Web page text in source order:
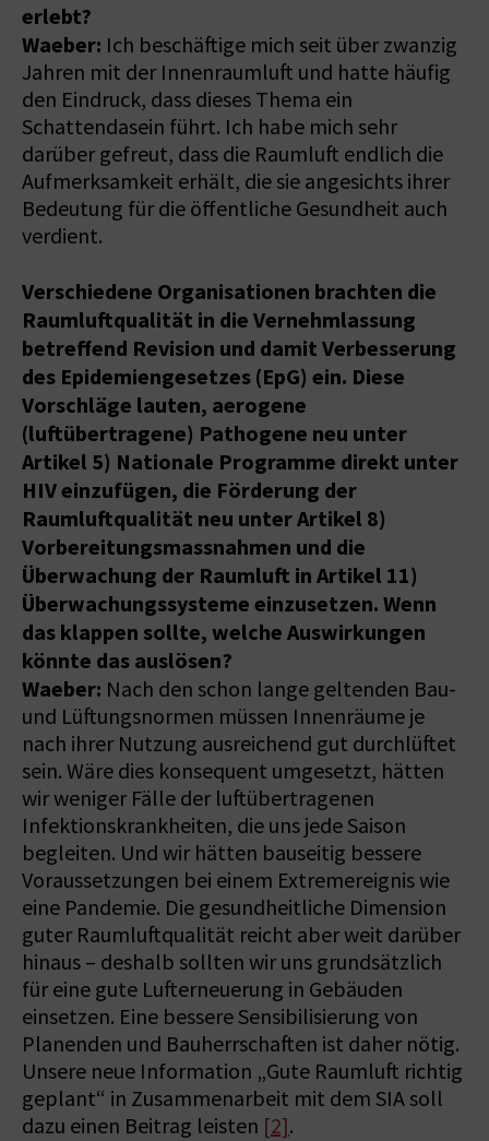
erlebt?
Waeber: Ich beschäftige mich seit über zwanzig
Jahren mit der Innenraumluft und hatte häufig
den Eindruck, dass dieses Thema ein
Schattendasein führt. Ich habe mich sehr
darüber gefreut, dass die Raumluft endlich die
Aufmerksamkeit erhält, die sie angesichts ihrer
Bedeutung für die öffentliche Gesundheit auch
verdient.
Verschiedene Organisationen brachten die
Raumluftqualität in die Vernehmlassung
betreffend Revision und damit Verbesserung
des Epidemiengesetzes (EpG) ein. Diese
Vorschläge lauten, aerogene
(luftübertragene) Pathogene neu unter
Artikel 5) Nationale Programme direkt unter
HIV einzufügen, die Förderung der
Raumluftqualität neu unter Artikel 8)
Vorbereitungsmassnahmen und die
Überwachung der Raumluft in Artikel 11)
Überwachungssysteme einzusetzen. Wenn
das klappen sollte, welche Auswirkungen
könnte das auslösen?
Waeber: Nach den schon lange geltenden Bau-
und Lüftungsnormen müssen Innenräume je
nach ihrer Nutzung ausreichend gut durchlüftet
sein. Wäre dies konsequent umgesetzt, hätten
wir weniger Fälle der luftübertragenen
Infektionskrankheiten, die uns jede Saison
begleiten. Und wir hätten bauseitig bessere
Voraussetzungen bei einem Extremereignis wie
eine Pandemie. Die gesundheitliche Dimension
guter Raumluftqualität reicht aber weit darüber
hinaus – deshalb sollten wir uns grundsätzlich
für eine gute Lufterneuerung in Gebäuden
einsetzen. Eine bessere Sensibilisierung von
Planenden und Bauherrschaften ist daher nötig.
Unsere neue Information „Gute Raumluft richtig
geplant“ in Zusammenarbeit mit dem SIA soll
dazu einen Beitrag leisten [2].